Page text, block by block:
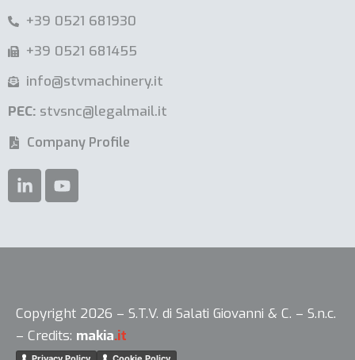
+39 0521 681930
+39 0521 681455
info@stvmachinery.it
PEC: stvsnc@legalmail.it
Company Profile
Copyright 2026 – S.T.V. di Salati Giovanni & C. – S.n.c.
– Credits: makia.it
Informativa sulla raccolta